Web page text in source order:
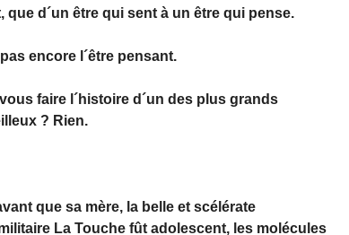
d´un être qui sent à un être qui pense.
encore l´être pensant.
faire l´histoire d´un des plus grands
? Rien.
que sa mère, la belle et scélérate
La Touche fût adolescent, les molécules